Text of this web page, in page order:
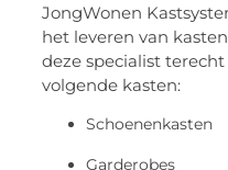
JongWonen
het leveren van
deze specialist
volgende kasten:
Schoenenkasten
Garderobes